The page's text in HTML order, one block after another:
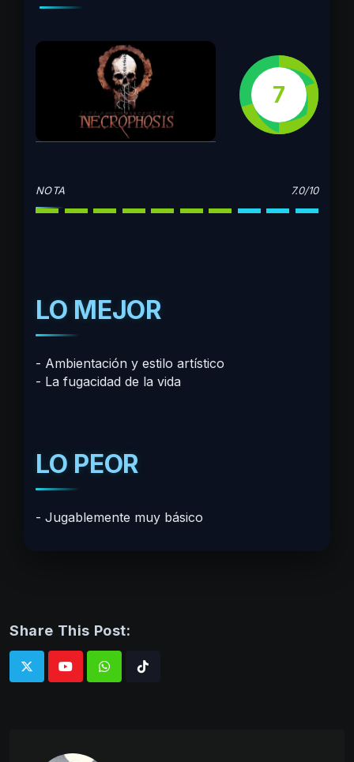
7
NOTA 7.0/10
LO MEJOR
Ambientación y estilo artístico
La fugacidad de la vida
LO PEOR
Jugablemente muy básico
Share This Post:
WhatsappTiktok